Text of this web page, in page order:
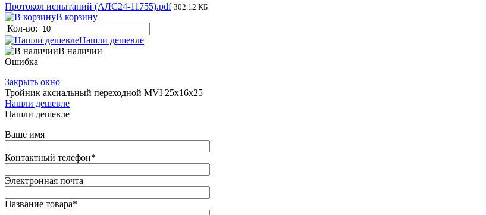
Протокол испытаний (АЛС24-11755).pdf 302.12 КБ
В корзину
Кол-во:
Нашли дешевле
В наличии
Ошибка
Закрыть окно
Тройник аксиальный переходной MVI 25x16x25
Нашли дешевле
Нашли дешевле
Ваше имя
Контактный телефон*
Электронная почта
Название товара*